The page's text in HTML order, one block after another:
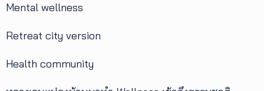
Mental wellness
Retreat city version
Health community